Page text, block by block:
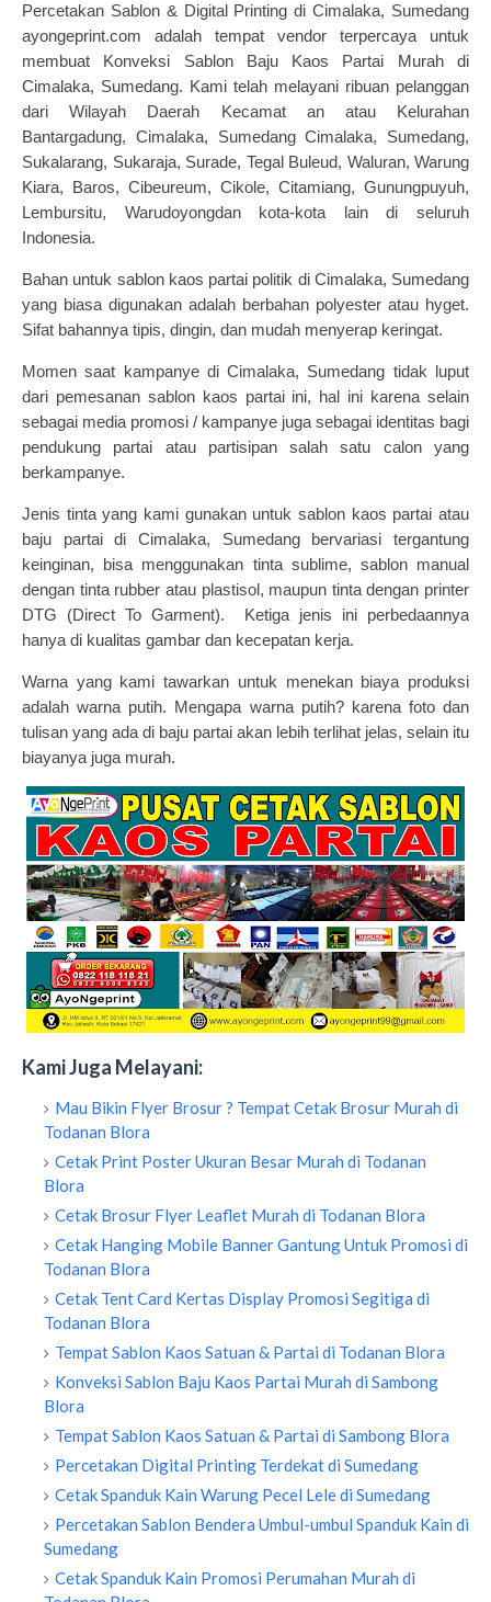
Percetakan Sablon & Digital Printing di Cimalaka, Sumedang
ayongeprint.com adalah tempat vendor terpercaya untuk
membuat Konveksi Sablon Baju Kaos Partai Murah di
Cimalaka, Sumedang. Kami telah melayani ribuan pelanggan
dari Wilayah Daerah Kecamat an atau Kelurahan
Bantargadung, Cimalaka, Sumedang Cimalaka, Sumedang,
Sukalarang, Sukaraja, Surade, Tegal Buleud, Waluran, Warung
Kiara, Baros, Cibeureum, Cikole, Citamiang, Gunungpuyuh,
Lembursitu, Warudoyongdan kota-kota lain di seluruh
Indonesia.
Bahan untuk sablon kaos partai politik di Cimalaka, Sumedang
yang biasa digunakan adalah berbahan polyester atau hyget.
Sifat bahannya tipis, dingin, dan mudah menyerap keringat.
Momen saat kampanye di Cimalaka, Sumedang tidak luput
dari pemesanan sablon kaos partai ini, hal ini karena selain
sebagai media promosi / kampanye juga sebagai identitas bagi
pendukung partai atau partisipan salah satu calon yang
berkampanye.
Jenis tinta yang kami gunakan untuk sablon kaos partai atau
baju partai di Cimalaka, Sumedang bervariasi tergantung
keinginan, bisa menggunakan tinta sublime, sablon manual
dengan tinta rubber atau plastisol, maupun tinta dengan printer
DTG (Direct To Garment). Ketiga jenis ini perbedaannya
hanya di kualitas gambar dan kecepatan kerja.
Warna yang kami tawarkan untuk menekan biaya produksi
adalah warna putih. Mengapa warna putih? karena foto dan
tulisan yang ada di baju partai akan lebih terlihat jelas, selain itu
biayanya juga murah.
Kami Juga Melayani:
Mau Bikin Flyer Brosur ? Tempat Cetak Brosur Murah di
Todanan Blora
Cetak Print Poster Ukuran Besar Murah di Todanan
Blora
Cetak Brosur Flyer Leaflet Murah di Todanan Blora
Cetak Hanging Mobile Banner Gantung Untuk Promosi di
Todanan Blora
Cetak Tent Card Kertas Display Promosi Segitiga di
Todanan Blora
Tempat Sablon Kaos Satuan & Partai di Todanan Blora
Konveksi Sablon Baju Kaos Partai Murah di Sambong
Blora
Tempat Sablon Kaos Satuan & Partai di Sambong Blora
Percetakan Digital Printing Terdekat di Sumedang
Cetak Spanduk Kain Warung Pecel Lele di Sumedang
Percetakan Sablon Bendera Umbul-umbul Spanduk Kain di
Sumedang
Cetak Spanduk Kain Promosi Perumahan Murah di